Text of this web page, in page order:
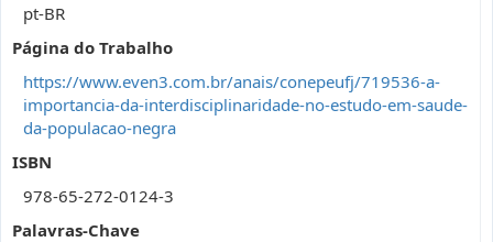
pt-BR
Página do Trabalho
https://www.even3.com.br/anais/conepeufj/719536-a-
importancia-da-interdisciplinaridade-no-estudo-em-saude-
da-populacao-negra
ISBN
978-65-272-0124-3
Palavras-Chave